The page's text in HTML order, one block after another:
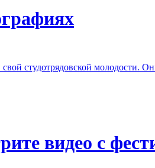
студотрядовской молодости.
видео с